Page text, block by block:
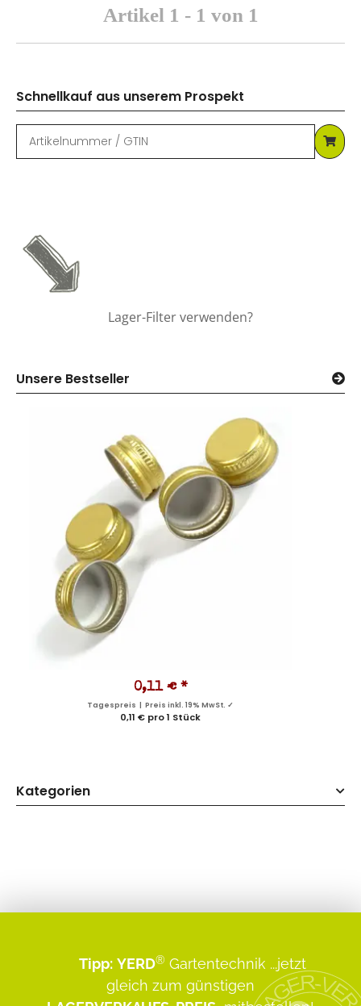
Artikel 1 - 1 von 1
Schnellkauf aus unserem Prospekt
Lager-Filter verwenden?
Unsere Bestseller
0,11 € *
Tagespreis | Preis inkl. 19% MwSt. ✓
0,11 € pro 1 Stück
Kategorien
Tipp: YERD® Gartentechnik ...jetzt
gleich zum günstigen